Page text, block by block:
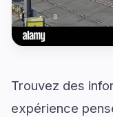
Trouvez des
expérience